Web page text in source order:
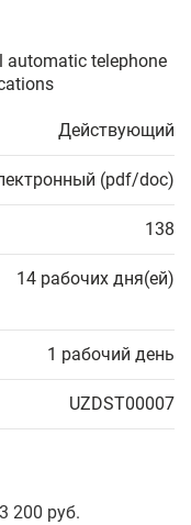
automatic telephone
Действующий
(pdf/doc)
138
14 рабочих дня(ей)
1 рабочий день
UZDST00007
200 руб.